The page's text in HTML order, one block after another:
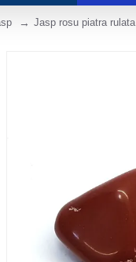
Jasp rosu piatra rulata